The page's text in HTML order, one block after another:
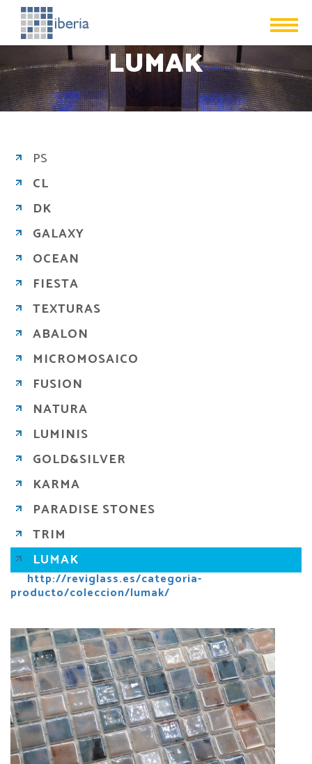
LUMAK
PS
CL
DK
GALAXY
OCEAN
FIESTA
TEXTURAS
ABALON
MICROMOSAICO
FUSION
NATURA
LUMINIS
GOLD&SILVER
KARMA
PARADISE STONES
TRIM
LUMAK
http://reviglass.es/categoria-
producto/coleccion/lumak/